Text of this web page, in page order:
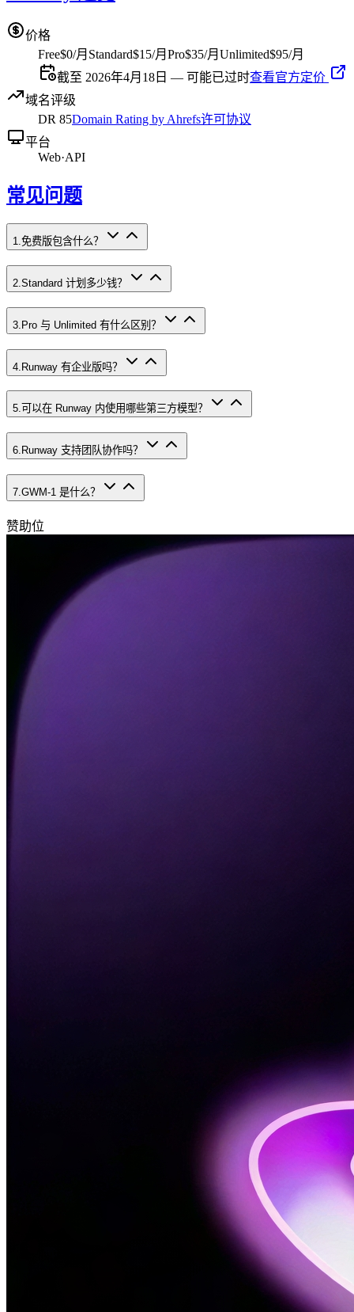
价格
Free$0/月 Standard$15/月 Pro$35/月 Unlimited$95/月
截至 2026年4月18日 — 可能已过时查看官方定价
域名评级
DR 85Domain Rating by Ahrefs许可协议
平台
Web·API
常见问题
1.免费版包含什么？
2.Standard 计划多少钱？
3 Pro 与 Unlimited 有什么区别？
4 Runway 有企业版吗？
5. 可以在 Runway 内使用哪些第三方模型？
6 Runway 支持团队协作吗？
7 GWM-1 是什么？
赞助位